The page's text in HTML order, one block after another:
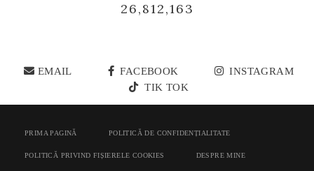
26,812,163
EMAIL FACEBOOK
INSTAGRAM
TIK TOK
PRIMA PAGINĂ POLITICĂ DE CONFIDENȚIALITATE
POLITICĂ PRIVIND FIȘIERELE COOKIES DESPRE MINE